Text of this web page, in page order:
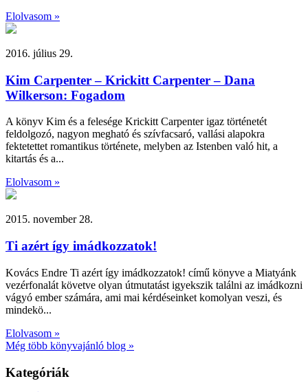
Elolvasom »
2016. július 29.
Kim Carpenter – Krickitt Carpenter – Dana
Wilkerson: Fogadom
A könyv Kim és a felesége Krickitt Carpenter igaz történetét
feldolgozó, nagyon megható és szívfacsaró, vallási alapokra
fektetettet romantikus története, melyben az Istenben való hit, a
kitartás és a...
Elolvasom »
2015. november 28.
Ti azért így imádkozzatok!
Kovács Endre Ti azért így imádkozzatok! című könyve a Miatyánk
vezérfonalát követve olyan útmutatást igyekszik találni az imádkozni
vágyó ember számára, ami mai kérdéseinket komolyan veszi, és
mindekö...
Elolvasom »
Még több könyvajánló blog »
Kategóriák